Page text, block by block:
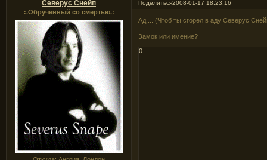
Поделиться2008-01-17 18:23:16
Северус Снейп
:.Обрученный со смертью.:
Ад.... (Чтоб ты сгорел в аду Северус
Замок или имение?
0